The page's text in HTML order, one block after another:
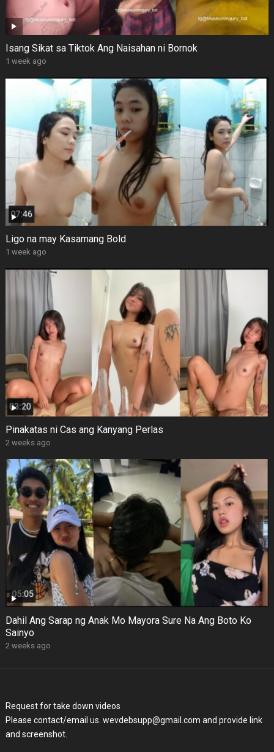
Isang Sikat sa Tiktok Ang Naisahan ni Bornok
1 week ago
Ligo na may Kasamang Bold
1 week ago
Pinakatas ni Cas ang Kanyang Perlas
2 weeks ago
Dahil Ang Sarap ng Anak Mo Mayora Sure Na Ang Boto Ko
Sainyo
2 weeks ago
Request for take down videos
Please contact/email us. wevdebsupp@gmail.com and provide link
and screenshot.